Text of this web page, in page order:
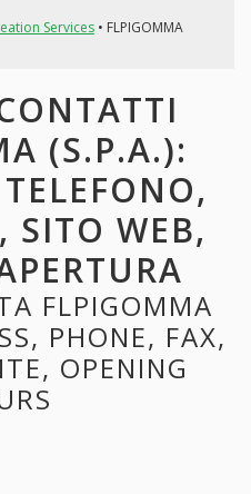
Services• FLPIGOMMA
(S.P.A.):
SITO WEB,
FLPIGOMMA
PHONE, FAX,
OPENING